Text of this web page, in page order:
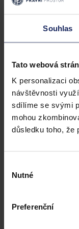
Souhlas
Tato webová
K personalizaci
návštěvnosti
sdílíme se svými
mohou
důsledku toho, že
souhlasu
Nutné
Preferenční
kvůli
v zahraničí neuspěl s
31. července